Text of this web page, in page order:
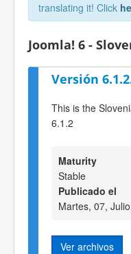
translating it! Click
Joomla! 6 -
Versión
This is the
6.1.2
Maturity
Stable
Publicado el
Martes, 07,
Ver archivos